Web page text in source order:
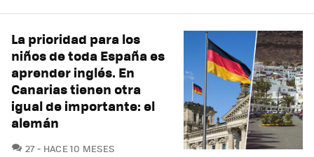
La prioridad para los
niños de toda España es
aprender inglés. En
Canarias tienen otra
igual de importante: el
alemán
27COMENTARIOS
HACE 10 MESES